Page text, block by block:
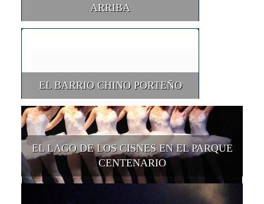
ARRIBA
EL BARRIO CHINO PORTEÑO
EL LAGO DE LOS CISNES EN EL PARQUE
CENTENARIO